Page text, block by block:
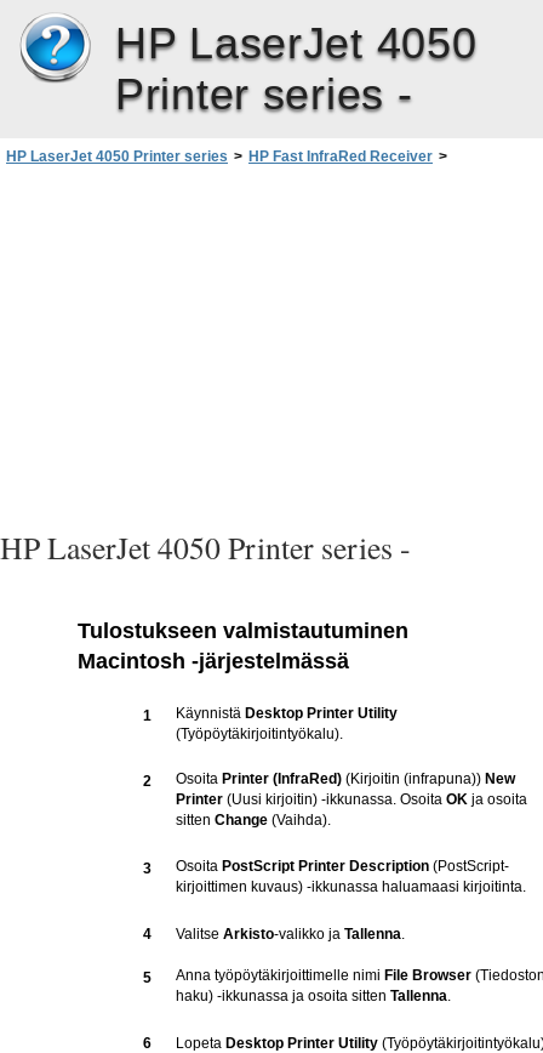
HP LaserJet 4050
Printer series -
HP LaserJet 4050 Printer series > HP Fast InfraRed Receiver >
HP LaserJet 4050 Printer series -
Tulostukseen valmistautuminen
Macintosh -järjestelmässä
1 Käynnistä Desktop Printer Utility
(Työpöytäkirjoitintyökalu).
2 Osoita Printer (InfraRed) (Kirjoitin (infrapuna)) New
Printer (Uusi kirjoitin) -ikkunassa. Osoita OK ja osoita
sitten Change (Vaihda).
3 Osoita PostScript Printer Description (PostScript-
kirjoittimen kuvaus) -ikkunassa haluamaasi kirjoitinta.
4 Valitse Arkisto-valikko ja Tallenna.
5 Anna työpöytäkirjoittimelle nimi File Browser
haku) -ikkunassa ja osoita sitten Tallenna.
6 Lopeta Desktop Printer Utility